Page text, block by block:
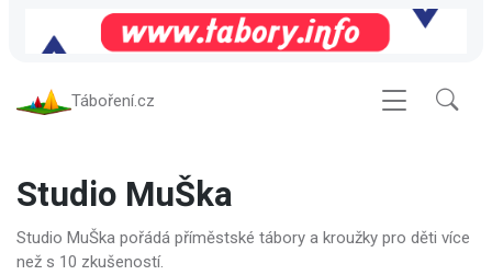
Táboření.cz
Studio MuŠka
Studio MuŠka pořádá příměstské tábory a kroužky pro děti více
než s 10 zkušeností.